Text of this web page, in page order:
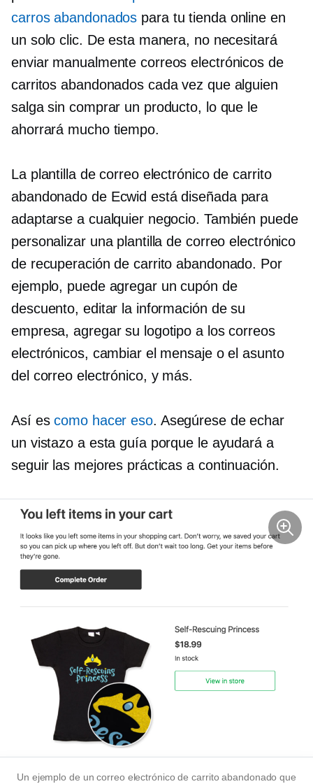
carros abandonados para tu tienda online en
un solo clic. De esta manera, no necesitará
enviar manualmente correos electrónicos de
carritos abandonados cada vez que alguien
salga sin comprar un producto, lo que le
ahorrará mucho tiempo.
La plantilla de correo electrónico de carrito
abandonado de Ecwid está diseñada para
adaptarse a cualquier negocio. También puede
personalizar una plantilla de correo electrónico
de recuperación de carrito abandonado. Por
ejemplo, puede agregar un cupón de
descuento, editar la información de su
empresa, agregar su logotipo a los correos
electrónicos, cambiar el mensaje o el asunto
del correo electrónico, y más.
Así escomo hacer eso. Asegúrese de echar
un vistazo a esta guía porque le ayudará a
seguir las mejores prácticas a continuación.
Un ejemplo de un correo electrónico de carrito abandonado que